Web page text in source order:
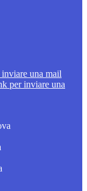
una mail
per inviare una